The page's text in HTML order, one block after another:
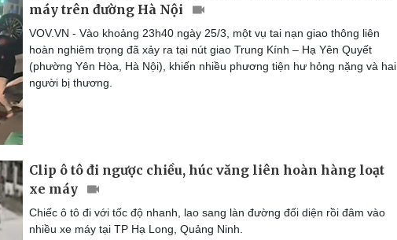
máy trên đường Hà Nội
VOV.VN - Vào khoảng 23h40 ngày 25/3, một vụ tai nạn giao thông liên
hoàn nghiêm trọng đã xảy ra tại nút giao Trung Kính – Hạ Yên Quyết
(phường Yên Hòa, Hà Nội), khiến nhiều phương tiện hư hỏng nặng và hai
người bị thương.
Clip ô tô đi ngược chiều, húc văng liên hoàn hàng loạt
xe máy
Chiếc ô tô đi với tốc độ nhanh, lao sang làn đường đối diện rồi đâm vào
nhiều xe máy tại TP Hạ Long, Quảng Ninh.